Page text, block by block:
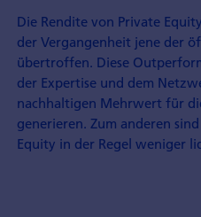
Die Rendite von Private
der Vergangenheit jene der
übertroffen. Diese
der Expertise und dem
nachhaltigen Mehrwert für
generieren. Zum anderen
Equity in der Regel weniger